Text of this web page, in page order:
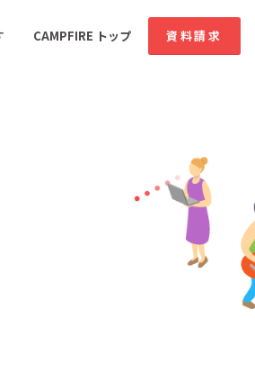
CAMPFIRE トップ 資料請求
新着のコミュニティ
舞台・パフォーマンス